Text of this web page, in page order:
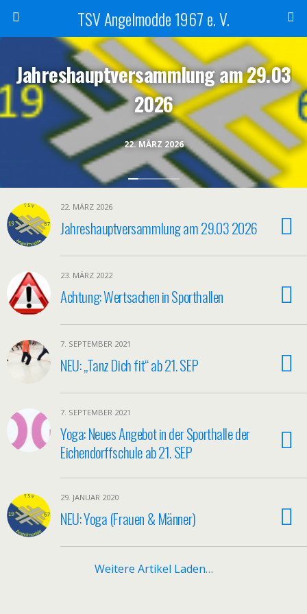
TSV Angelmodde 1967 e. V.
22. MÄRZ 2026
Jahreshauptversammlung am 29.03
2026
22. MÄRZ 2026
Jahreshauptversammlung am 29.03 2026
23. MÄRZ 2022
Achtung: Wertsachen in Sporthallen
7. SEPTEMBER 2021
NEU: „Tanz Dich fit“ ab 21. SEP
7. SEPTEMBER 2021
Yoga: Neues Angebot in der Sporthalle der
Eichendorffschule ab 21. SEP
29. JANUAR 2020
NEU: Yoga (Frauen & Männer)
Weitere Artikel Laden…